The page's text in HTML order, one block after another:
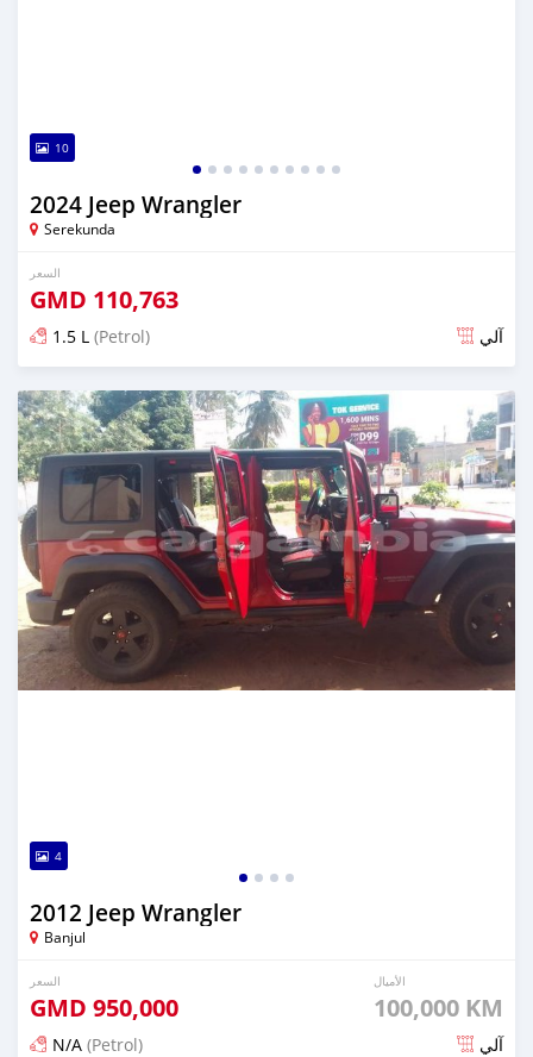
10
2024 Jeep Wrangler
Serekunda
السعر
GMD 110,763
1.5 L (Petrol) آلي
تم النشر منذ 6 أشهر مضت
4
2012 Jeep Wrangler
Banjul
السعر
GMD 950,000
الأميال
100,000 KM
N/A (Petrol) آلي